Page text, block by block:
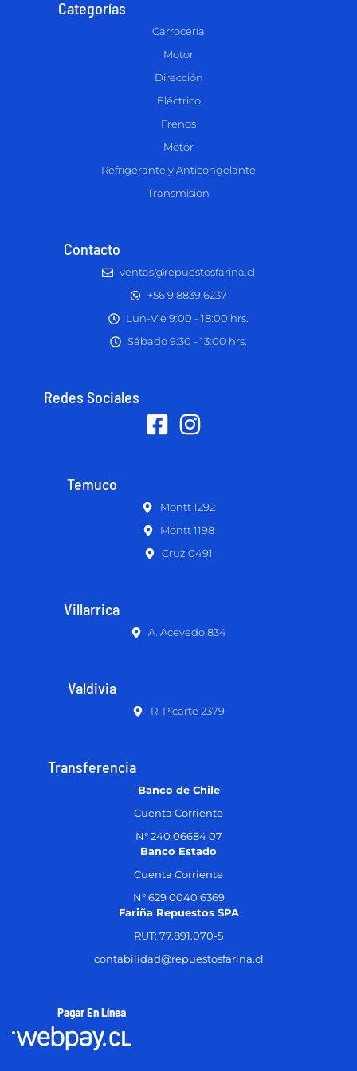
Categorías
Carrocería
Motor
Dirección
Eléctrico
Frenos
Motor
Refrigerante y Anticongelante
Transmision
Contacto
ventas@repuestosfarina.cl
+56 9 8839 6237
Lun-Vie 9:00 - 18:00 hrs.
Sábado 9:30 - 13:00 hrs.
Redes Sociales
Temuco
Montt 1292
Montt 1198
Cruz 0491
Villarrica
A. Acevedo 834
Valdivia
R. Picarte 2379
Transferencia
Banco de Chile
Cuenta Corriente
N° 240 06684 07
Banco Estado
Cuenta Corriente
N° 629 0040 6369
Fariña Repuestos SPA
RUT: 77.891.070-5
contabilidad@repuestosfarina.cl
Pagar En Línea